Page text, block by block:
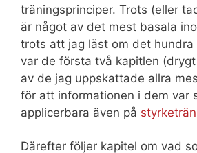
träningsprinciper. Trots (eller
är något av det mest basala
trots att jag läst om det hundra
var de första två kapitlen
av de jag uppskattade allra
för att informationen i dem var
applicerbara även på
Därefter följer kapitel om vad